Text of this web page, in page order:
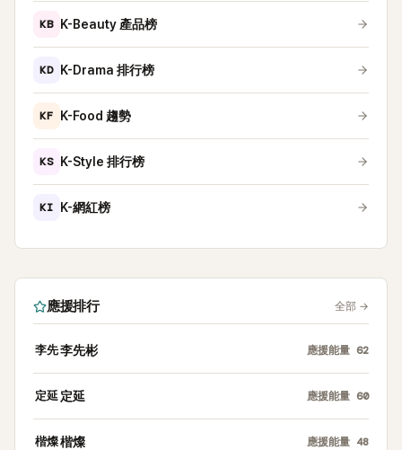
KB K-Beauty 產品榜
KD K-Drama 排行榜
KF K-Food 趨勢
KS K-Style 排行榜
KI K-網紅榜
應援排行 全部 →
李先李先彬 應援能量 62
定延 定延 應援能量 60
楷燦楷燦 應援能量 48